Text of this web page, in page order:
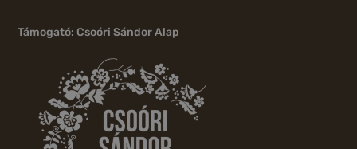
Támogató: Csoóri Sándor Alap